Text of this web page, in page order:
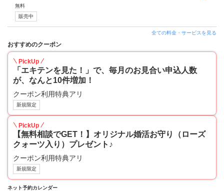
無料
販売中
全ての料金・サービスを見る
おすすめのクーポン
PickUp
「エキテンを見た！」で、毎月のお見合い申込人数
が、なんと10件増加！
クーポン利用特典アリ
新規限定
PickUp
【無料相談でGET！】オリジナル婚活お守り（ローズ
クォーツ入り）プレゼント♪
クーポン利用特典アリ
新規限定
ネット予約カレンダー